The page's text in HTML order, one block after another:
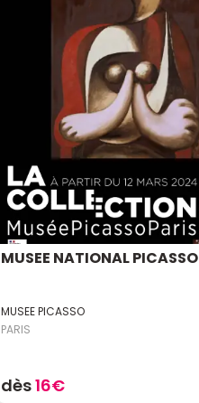
MUSEE NATIONAL PICASSO
MUSEE PICASSO
PARIS
dès16€